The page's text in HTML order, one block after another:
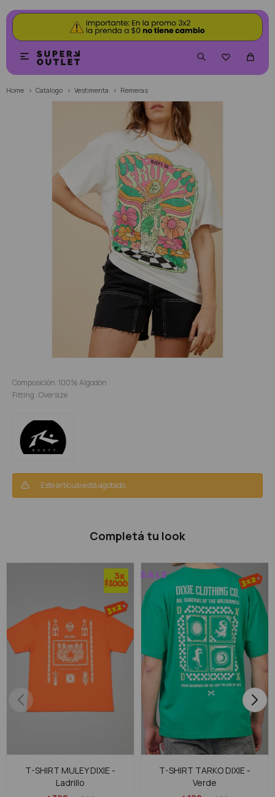


Home Catálogo Vestimenta Remeras
Composición: 100% Algodón
Fitting : Oversize
Este artículo está agotado.
Completá tu look
T-SHIRT MULEY DIXIE -
Ladrillo
T-SHIRT TARKO DIXIE -
Verde